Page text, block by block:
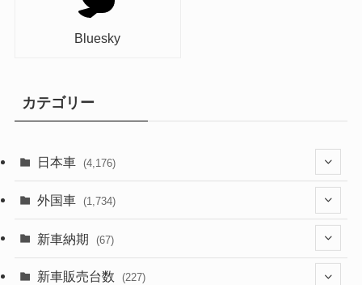
Bluesky
カテゴリー
日本車 (4,176)
(1,322)
(330)
(526)
外国車 (1,734)
新車納期 (67)
(28)
新車販売台数 (227)